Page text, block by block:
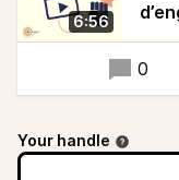
6:56
0
Your handle